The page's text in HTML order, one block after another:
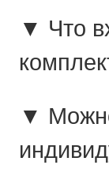
▼ Что
▼